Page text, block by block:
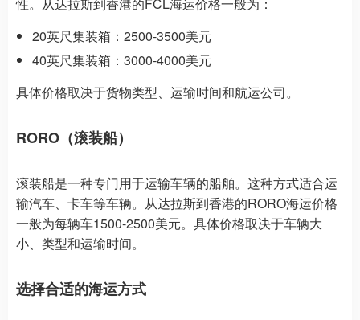
20英尺集装箱：2500-3500美元
40英尺集装箱：3000-4000美元
具体价格取决于货物类型、运输时间和航运公司。
RORO（滚装船）
滚装船是一种专门用于运输车辆的船舶。这种方式适合运
输汽车、卡车等车辆。从达拉斯到香港的RORO海运价格
一般为每辆车1500-2500美元。具体价格取决于车辆大
小、类型和运输时间。
选择合适的海运方式